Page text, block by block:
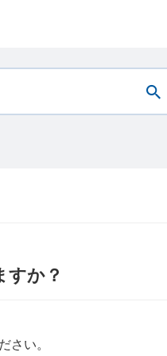
すか？
さい。